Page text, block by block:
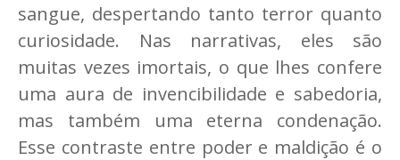
sangue, despertando tanto terror quanto
curiosidade. Nas narrativas, eles são
muitas vezes imortais, o que lhes confere
uma aura de invencibilidade e sabedoria,
mas também uma eterna condenação.
Esse contraste entre poder e maldição é o